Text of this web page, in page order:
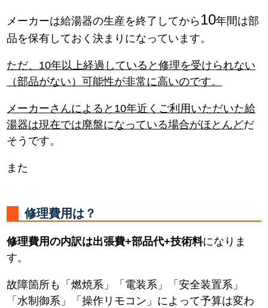
メーカーは給湯器の生産を終了してから10年間は部
品を保有しておく決まりになっています。
ただ、10年以上経過していると修理を受けられない
（部品がない）可能性が非常に高いのです。
メーカーさんによると10年近くご利用いただいた給
湯器は現在では廃盤になっている場合がほとんどだ
そうです。
また
修理費用は？
修理費用の内訳は出張費+部品代+技術料になりま
す。
故障箇所も「燃焼系」「電装系」「安全装置系」
「水制御系」「操作リモコン」によって予算は変わ